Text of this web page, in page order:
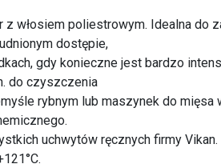
z włosiem poliestrowym. Idealna do
dostępie,
gdy konieczne jest bardzo
do czyszczenia
rybnym lub maszynek do mięsa
uchwytów ręcznych firmy Vikan.